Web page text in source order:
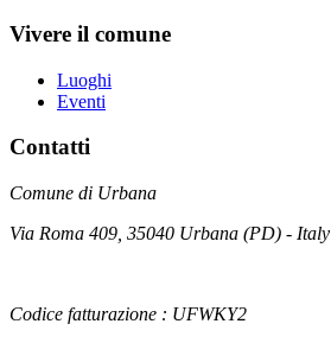
Vivere il comune
Luoghi
Eventi
Contatti
Comune di Urbana
Via Roma 409, 35040 Urbana (PD) - Italy
Codice fatturazione : UFWKY2